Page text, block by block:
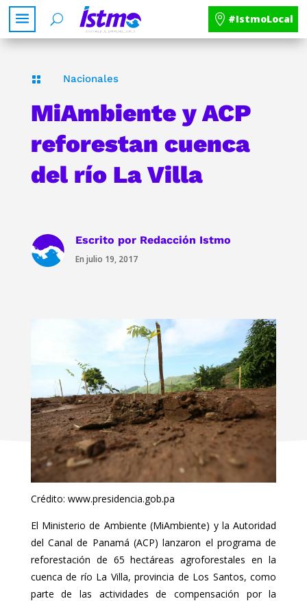
#IstmoLocal
 Nacionales
MiAmbiente y ACP
reforestan cuenca
del río La Villa
Escrito por Redacción Istmo
En julio 19, 2017
Crédito: www.presidencia.gob.pa
El Ministerio de Ambiente (MiAmbiente) y la Autoridad
del Canal de Panamá (ACP) lanzaron el programa de
reforestación de 65 hectáreas agroforestales en la
cuenca de río La Villa, provincia de Los Santos, como
parte de las actividades de compensación por la